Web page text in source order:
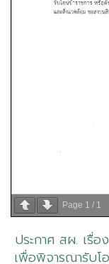
Page 1 / 1
ประกาศ สผ. เรื่
เพื่อพิจารณารับโ